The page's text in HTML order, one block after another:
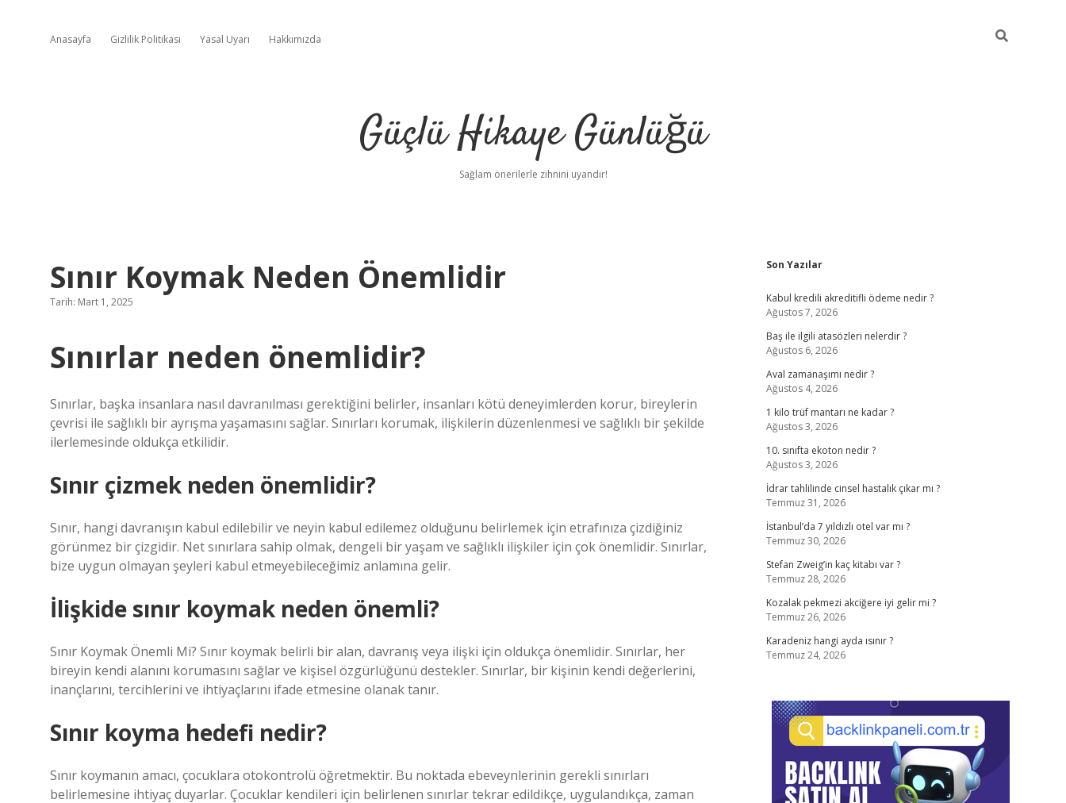
Anasayfa Gizlilik Politikası Yasal Uyarı Hakkımızda
Güçlü Hikaye Günlüğü
Sağlam önerilerle zihnini uyandır!
Sınır Koymak Neden Önemlidir
Tarih: Mart 1, 2025
Sınırlar neden önemlidir?
Sınırlar, başka insanlara nasıl davranılması gerektiğini belirler, insanları kötü deneyimlerden korur, bireylerin
çevrisi ile sağlıklı bir ayrışma yaşamasını sağlar. Sınırları korumak, ilişkilerin düzenlenmesi ve sağlıklı bir şekilde
ilerlemesinde oldukça etkilidir.
Sınır çizmek neden önemlidir?
Sınır, hangi davranışın kabul edilebilir ve neyin kabul edilemez olduğunu belirlemek için etrafınıza çizdiğiniz
görünmez bir çizgidir. Net sınırlara sahip olmak, dengeli bir yaşam ve sağlıklı ilişkiler için çok önemlidir. Sınırlar,
bize uygun olmayan şeyleri kabul etmeyebileceğimiz anlamına gelir.
İlişkide sınır koymak neden önemli?
Sınır Koymak Önemli Mi? Sınır koymak belirli bir alan, davranış veya ilişki için oldukça önemlidir. Sınırlar, her
bireyin kendi alanını korumasını sağlar ve kişisel özgürlüğünü destekler. Sınırlar, bir kişinin kendi değerlerini,
inançlarını, tercihlerini ve ihtiyaçlarını ifade etmesine olanak tanır.
Sınır koyma hedefi nedir?
Sınır koymanın amacı, çocuklara otokontrolü öğretmektir. Bu noktada ebeveynlerinin gerekli sınırları
belirlemesine ihtiyaç duyarlar. Çocuklar kendileri için belirlenen sınırlar tekrar edildikçe, uygulandıkça, zaman
Sidebar
Son Yazılar
Kabul kredili akreditifli ödeme nedir ?
Ağustos 7, 2026
Baş ile ilgili atasözleri nelerdir ?
Ağustos 6, 2026
Aval zamanaşımı nedir ?
Ağustos 4, 2026
1 kilo trüf mantarı ne kadar ?
Ağustos 3, 2026
10. sınıfta ekoton nedir ?
Ağustos 3, 2026
İdrar tahlilinde cinsel hastalık çıkar mı ?
Temmuz 31, 2026
İstanbul’da 7 yıldızlı otel var mı ?
Temmuz 30, 2026
Stefan Zweig’in kaç kitabı var ?
Temmuz 28, 2026
Kozalak pekmezi akciğere iyi gelir mi ?
Temmuz 26, 2026
Karadeniz hangi ayda ısınır ?
Temmuz 24, 2026